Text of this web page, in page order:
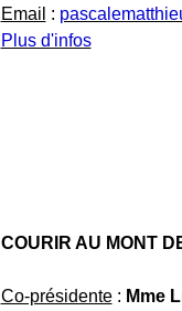
Email :
Plus d'infos
COURIR AU MONT
Co-présidente: Mme